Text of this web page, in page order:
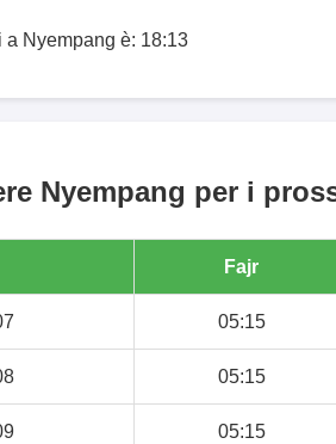
a Nyempang è: 18:13
Nyempang per i
Fajr
05:15
05:15
05:15